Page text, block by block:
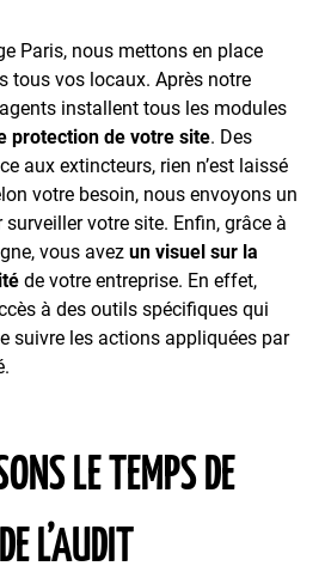
Paris, nous mettons en place
tous vos locaux. Après notre
installent tous les modules
protection de votre site. Des
aux extincteurs, rien n’est laissé
votre besoin, nous envoyons un
surveiller votre site. Enfin, grâce à
vous avezun visuel sur la
de votre entreprise. En effet,
à des outils spécifiques qui
suivre les actions appliquées par
LE TEMPS DE
L’AUDIT